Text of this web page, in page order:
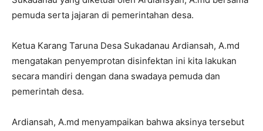
pemuda serta jajaran di pemerintahan desa.
Ketua Karang Taruna Desa Sukadanau Ardiansah, A.md
mengatakan penyemprotan disinfektan ini kita lakukan
secara mandiri dengan dana swadaya pemuda dan
pemerintah desa.
Ardiansah, A.md menyampaikan bahwa aksinya tersebut